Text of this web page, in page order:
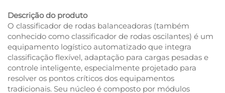
Descrição do produto
O classificador de rodas balanceadoras (também
conhecido como classificador de rodas oscilantes) é um
equipamento logístico automatizado que integra
classificação flexível, adaptação para cargas pesadas e
controle inteligente, especialmente projetado para
resolver os pontos críticos dos equipamentos
tradicionais. Seu núcleo é composto por módulos